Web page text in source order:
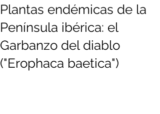
Plantas endémicas de la
Península ibérica: el
Garbanzo del diablo
("Erophaca baetica")